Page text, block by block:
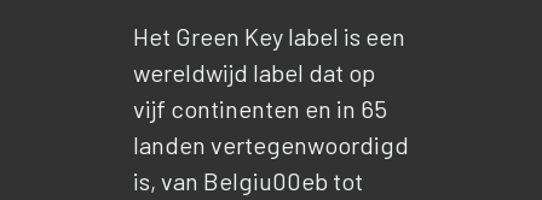
Het Green Key label is een
wereldwijd label dat op
vijf continenten en in 65
landen vertegenwoordigd
is, van Belgiu00eb tot